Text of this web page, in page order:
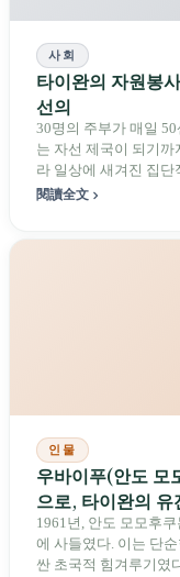
사회
타이완의 자원봉
선의
30명의 주부가 매일
는 자선 제국이 되기
라 일상에 새겨진 집단
閱讀全文
인물
우바이푸(안도 모
으로, 타이완의
전설
1961년, 안도 모모후
에 사들였다. 이는 단
싼 초국적 힘겨루기였